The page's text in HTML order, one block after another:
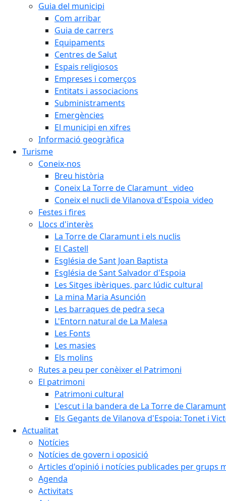
Guia del municipi
Com arribar
Guia de carrers
Equipaments
Centres de Salut
Espais religiosos
Empreses i comerços
Entitats i associacions
Subministraments
Emergències
El municipi en xifres
Informació geogràfica
Turisme
Coneix-nos
Breu història
Coneix La Torre de Claramunt _video
Coneix el nucli de Vilanova d'Espoia_video
Festes i fires
Llocs d'interès
La Torre de Claramunt i els nuclis
El Castell
Església de Sant Joan Baptista
Església de Sant Salvador d'Espoia
Les Sitges ibèriques, parc lúdic cultural
La mina Maria Asunción
Les barraques de pedra seca
L'Entorn natural de La Malesa
Les Fonts
Les masies
Els molins
Rutes a peu per conèixer el Patrimoni
El patrimoni
Patrimoni cultural
L'escut i la bandera de La Torre de Claramunt
Els Gegants de Vilanova d'Espoia: Tonet i
Actualitat
Notícies
Notícies de govern i oposició
Articles d'opinió i notícies publicades per grups
Agenda
Activitats